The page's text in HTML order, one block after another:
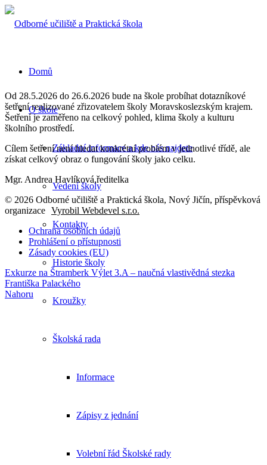
Domů
O škole
Základní informace a kde nás najdete
Vedení školy
Kontakty
Historie školy
Kroužky
Školská rada
Informace
Zápisy z jednání
Volební řád Školské rady
Od 28.5.2026 do 26.6.2026 bude na škole probíhat dotazníkové
šetření realizované zřizovatelem školy Moravskoslezským krajem.
Šetření je zaměřeno na celkový pohled, klima školy a kulturu
školního prostředí.
Cílem šetření není hledat konkrétní problém v jednotlivé třídě, ale
získat celkový obraz o fungování školy jako celku.
Mgr. Andrea Havlíková,ředitelka
© 2026 Odborné učiliště a Praktická škola, Nový Jičín, příspěvková
organizace Vyrobil Webdevel s.r.o.
Ochrana osobních údajů
Prohlášení o přístupnosti
Zásady cookies (EU)
Exkurze na Štramberk Výlet 3.A – naučná vlastivědná stezka
Františka Palackého
Nahoru